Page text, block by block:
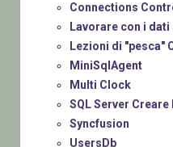
Connections
Lavorare con i dati
Lezioni di "pesca"
MiniSqlAgent
Multi Clock
SQL Server Creare
Syncfusion
UsersDb